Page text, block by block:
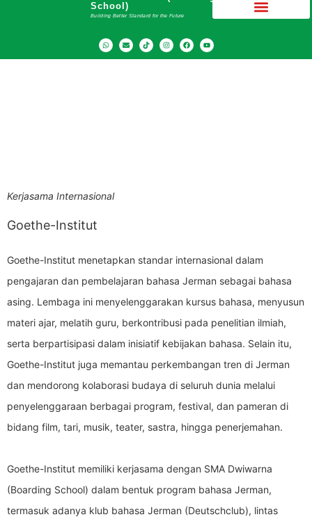
School)
Building Better Standard for the Future
Kerjasama Internasional
Goethe-Institut
Goethe-Institut menetapkan standar internasional dalam
pengajaran dan pembelajaran bahasa Jerman sebagai bahasa
asing. Lembaga ini menyelenggarakan kursus bahasa, menyusun
materi ajar, melatih guru, berkontribusi pada penelitian ilmiah,
serta berpartisipasi dalam inisiatif kebijakan bahasa. Selain itu,
Goethe-Institut juga memantau perkembangan tren di Jerman
dan mendorong kolaborasi budaya di seluruh dunia melalui
penyelenggaraan berbagai program, festival, dan pameran di
bidang film, tari, musik, teater, sastra, hingga penerjemahan.
Goethe-Institut memiliki kerjasama dengan SMA Dwiwarna
(Boarding School) dalam bentuk program bahasa Jerman,
termasuk adanya klub bahasa Jerman (Deutschclub), lintas